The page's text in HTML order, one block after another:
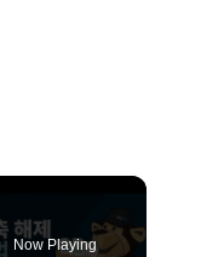
Now Playing